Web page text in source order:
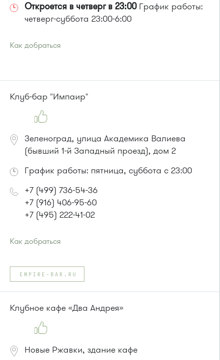
Откроется в четверг в 23:00График работы:
четверг-суббота 23:00-6:00
Как добраться
Маршрутка № 409м, 419м, 476м
или до остановки"Магазин "Океан""
Автобусы № 1, 3, 8, 11, 19, 29, 32.
Маршрутка № 408м, 419м, 476м
Клуб-бар "Импаир"
Зеленоград, улица Академика Валиева
(бывший 1-й Западный проезд), дом 2
График работы: пятница, суббота с 23:00
+7 (499) 736-54-36
+7 (916) 406-95-60
+7 (495) 222-41-02
Как добраться
Автобусы № 3, 6, 7, 8, 9, 11, 13, 15, 23, 32, 400, 400э
или до остановки"1-й микрорайон"
Автобусы № 390, 476, 493.
EMPIRE-BAR.RU
Клубное кафе «Два Андрея»
Новые Ржавки, здание кафе